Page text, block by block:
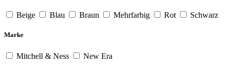
Beige Blau Braun Mehrfarbig Rot Schwarz
Marke
Mitchell & Ness New Era